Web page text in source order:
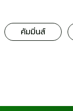
คัมมิ่นส์